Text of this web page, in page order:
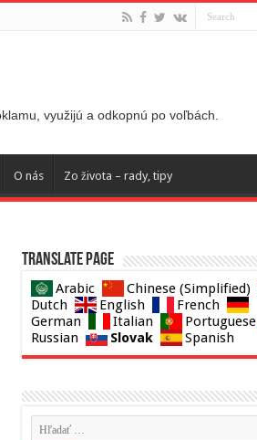
využijú a odkopnú po voľbách.
O nás Zo života – rady, tipy
Translate page
Arabic
Chinese (Simplified)
Dutch
English
French
German
Italian
Portuguese
Russian
Slovak Spanish